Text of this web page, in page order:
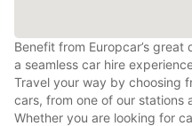
Benefit from Europcar’s
a seamless car hire
Travel your way by choosing
cars, from one of our stations
Whether you are looking for